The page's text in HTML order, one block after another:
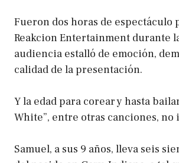
Fueron dos horas de espectáculo
Reakcion Entertainment durante
audiencia estalló de emoción,
calidad de la presentación.
Y la edad para corear y hasta
White”, entre otras canciones, no
Samuel, a sus 9 años, lleva seis